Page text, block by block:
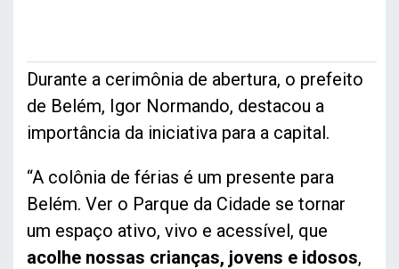
Durante a cerimônia de abertura, o prefeito
de Belém, Igor Normando, destacou a
importância da iniciativa para a capital.
“A colônia de férias é um presente para
Belém. Ver o Parque da Cidade se tornar
um espaço ativo, vivo e acessível, que
acolhe nossas crianças, jovens e idosos,